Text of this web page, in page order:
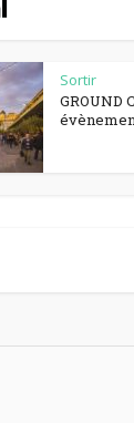
Sortir
GROUND